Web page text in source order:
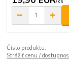
Číslo produktu:
Strážiť cenu /